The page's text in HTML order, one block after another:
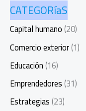
CATEGORíaS
Capital humano(20)
Comercio exterior(1)
Educación(16)
Emprendedores(31)
Estrategias(23)